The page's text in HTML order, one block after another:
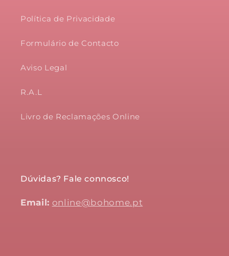
Política de Privacidade
Formulário de Contacto
Aviso Legal
R.A.L
Livro de Reclamações Online
Dúvidas? Fale connosco!
Email: online@bohome.pt